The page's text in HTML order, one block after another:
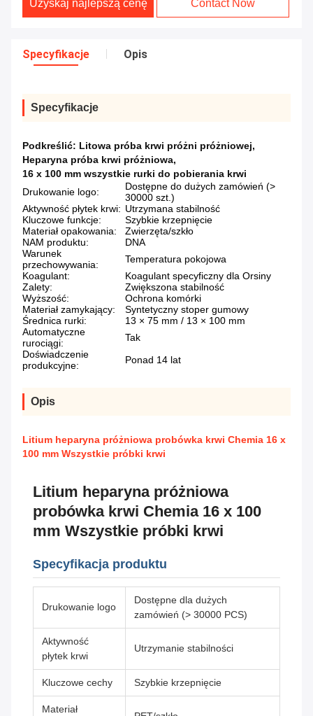
Uzyskaj najlepszą cenę Contact Now
Specyfikacje Opis
Specyfikacje
Podkreślić: Litowa próba krwi próżni próżniowej,
Heparyna próba krwi próżniowa,
16 x 100 mm wszystkie rurki do pobierania krwi
Drukowanie logo:
Dostępne do dużych zamówień (>
30000 szt.)
Aktywność płytek krwi: Utrzymana stabilność
Kluczowe funkcje:
Szybkie krzepnięcie
Materiał opakowania:
Zwierzęta/szkło
NAM produktu:
DNA
Warunek
przechowywania:
Temperatura pokojowa
Koagulant:
Koagulant specyficzny dla Orsiny
Zalety:
Zwiększona stabilność
Wyższość:
Ochrona komórki
Materiał zamykający:
Syntetyczny stoper gumowy
Średnica rurki:
13 × 75 mm / 13 × 100 mm
Automatyczne
rurociągi:
Tak
Doświadczenie
produkcyjne:
Ponad 14 lat
Opis
Litium heparyna próżniowa probówka krwi Chemia 16 x
100 mm Wszystkie próbki krwi
Litium heparyna próżniowa
probówka krwi Chemia 16 x 100
mm Wszystkie próbki krwi
Specyfikacja produktu
Drukowanie logo
Dostępne dla dużych
zamówień (> 30000 PCS)
Aktywność
płytek krwi
Utrzymanie stabilności
Kluczowe cechy Szybkie krzepnięcie
Materiał